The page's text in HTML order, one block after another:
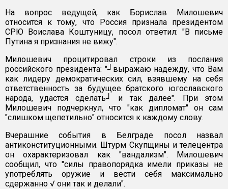
На вопрос ведущей, как Борислав Милошевич
относится к тому, что Россия признала президентом
СРЮ Воислава Коштуницу, посол ответил: "В письме
Путина я признания не вижу".
Милошевич процитировал строки из послания
российского президента: "┘выражаю надежду, что Вам
как лидеру демократических сил, взявшему на себя
ответственность за будущее братского югославского
народа, удастся сделать┘ и так далее". При этом
Милошевич подчеркнул, что "как дипломат" он сам
"слишком щепетильно" относится к каждому слову.
Вчерашние события в Белграде посол назвал
антиконституционными. Штурм Скупщины и телецентра
он охарактеризовал как "вандализм". Милошевич
сообщил, что "силы правопорядка имели приказы не
употреблять оружие и вести себя максимально
сдержанно √ они так и делали".